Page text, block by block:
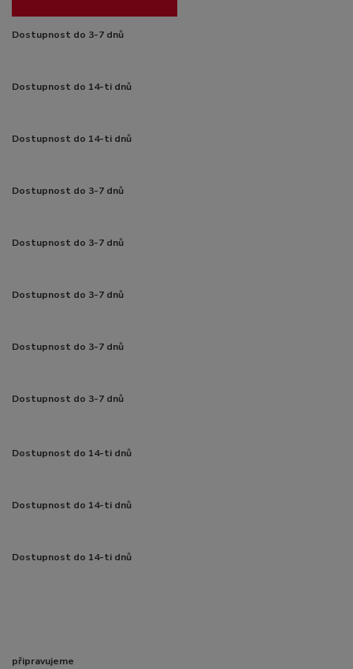
Dostupnost do 3-7 dnů
Dostupnost do 14-ti dnů
Dostupnost do 14-ti dnů
Dostupnost do 3-7 dnů
Dostupnost do 3-7 dnů
Dostupnost do 3-7 dnů
Dostupnost do 3-7 dnů
Dostupnost do 3-7 dnů
Dostupnost do 14-ti dnů
Dostupnost do 14-ti dnů
Dostupnost do 14-ti dnů
připravujeme